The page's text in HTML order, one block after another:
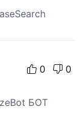
0 0
БОТ